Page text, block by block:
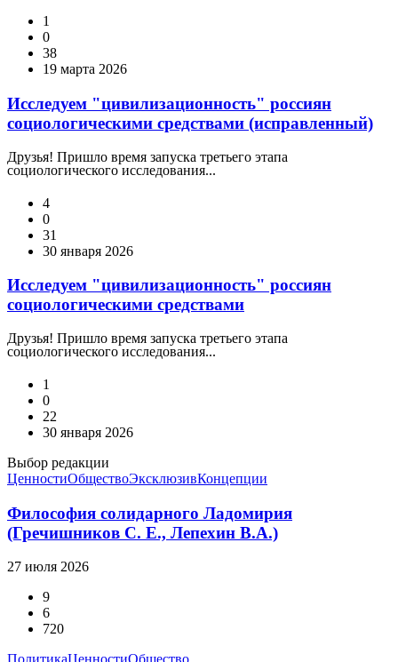
1
0
38
19 марта 2026
Исследуем "цивилизационность" россиян
социологическими средствами (исправленный)
Друзья! Пришло время запуска третьего этапа
социологического исследования...
4
0
31
30 января 2026
Исследуем "цивилизационность" россиян
социологическими средствами
Друзья! Пришло время запуска третьего этапа
социологического исследования...
1
0
22
30 января 2026
Выбор редакции
ЦенностиОбществоЭксклюзивКонцепции
Философия солидарного Ладомирия
(Гречишников С. Е., Лепехин В.А.)
27 июля 2026
9
6
720